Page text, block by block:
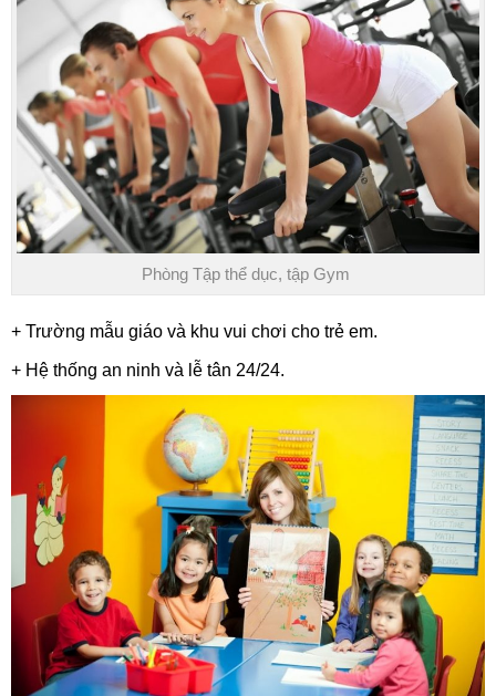
Phòng Tập thể dục, tập Gym
+ Trường mẫu giáo và khu vui chơi cho trẻ em.
+ Hệ thống an ninh và lễ tân 24/24.